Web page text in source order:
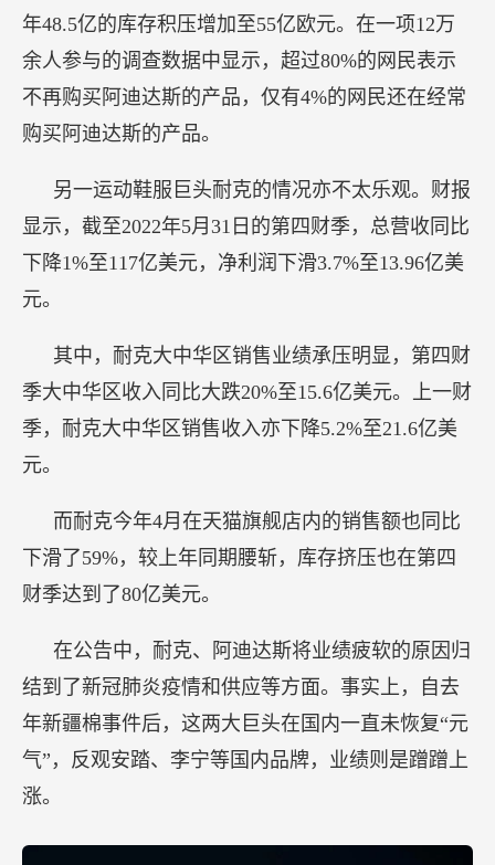
年48.5亿的库存积压增加至55亿欧元。在一项12万
余人参与的调查数据中显示，超过80%的网民表示
不再购买阿迪达斯的产品，仅有4%的网民还在经常
购买阿迪达斯的产品。
另一运动鞋服巨头耐克的情况亦不太乐观。财报
显示，截至2022年5月31日的第四财季，总营收同比
下降1%至117亿美元，净利润下滑3.7%至13.96亿美
元。
其中，耐克大中华区销售业绩承压明显，第四财
季大中华区收入同比大跌20%至15.6亿美元。上一财
季，耐克大中华区销售收入亦下降5.2%至21.6亿美
元。
而耐克今年4月在天猫旗舰店内的销售额也同比
下滑了59%，较上年同期腰斩，库存挤压也在第四
财季达到了80亿美元。
在公告中，耐克、阿迪达斯将业绩疲软的原因归
结到了新冠肺炎疫情和供应等方面。事实上，自去
年新疆棉事件后，这两大巨头在国内一直未恢复“元
气”，反观安踏、李宁等国内品牌，业绩则是蹭蹭上
涨。